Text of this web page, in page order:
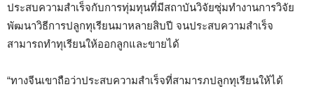
ประสบความสำเร็จกับการทุ่มทุนที่มีสถาบันวิจัยซุ่มทำงานการวิจัย
พัฒนาวิธีการปลูกทุเรียนมาหลายสิบปี จนประสบความสำเร็จ
สามารถทำทุเรียนให้ออกลูกและขายได้
“ทางจีนเขาถือว่าประสบความสำเร็จที่สามารภปลูกทุเรียนให้ได้